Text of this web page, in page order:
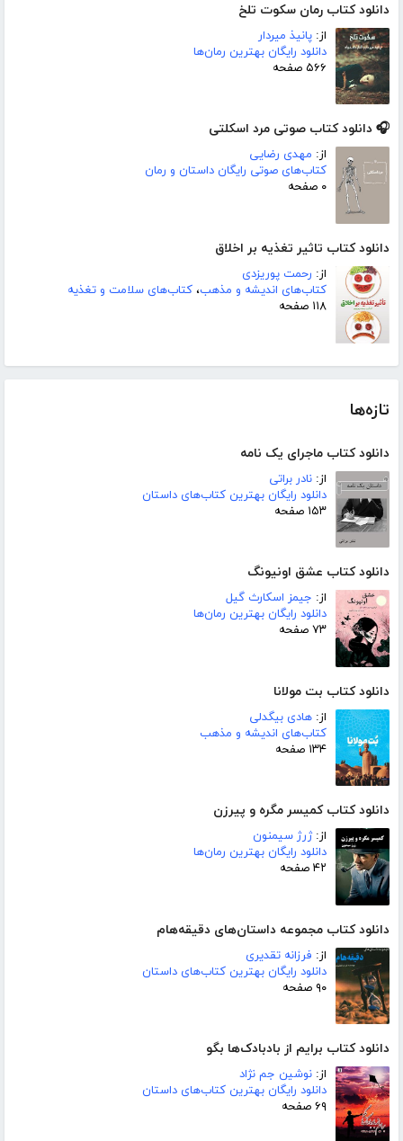
دانلود کتاب رمان سکوت تلخ
از: پانیذ میردار
دانلود رایگان بهترین رمان‌ها
۵۶۶ صفحه
🎧 دانلود کتاب صوتی مرد اسکلتی
از: مهدی رضایی
کتاب‌های صوتی رایگان داستان و رمان
۰ صفحه
دانلود کتاب تاثیر تغذیه بر اخلاق
از: رحمت پوریزدی
کتاب‌های اندیشه و مذهب، کتاب‌های سلامت و تغذیه
۱۱۸ صفحه
تازه‌ها
دانلود کتاب ماجرای یک نامه
از: نادر براتی
دانلود رایگان بهترین کتاب‌های داستان
۱۵۳ صفحه
دانلود کتاب عشق اونیونگ
از: جیمز اسکارث گیل
دانلود رایگان بهترین رمان‌ها
۷۳ صفحه
دانلود کتاب بت مولانا
از: هادی بیگدلی
کتاب‌های اندیشه و مذهب
۱۳۴ صفحه
دانلود کتاب کمیسر مگره و پیرزن
از:ژرژ سیمنون
دانلود رایگان بهترین رمان‌ها
۴۲ صفحه
دانلود کتاب مجموعه داستان‌های دقیقه‌هام
از: فرزانه تقدیری
دانلود رایگان بهترین کتاب‌های داستان
۹۰ صفحه
دانلود کتاب برایم از بادبادک‌ها بگو
از: نوشین جم نژاد
دانلود رایگان بهترین کتاب‌های داستان
۶۹ صفحه